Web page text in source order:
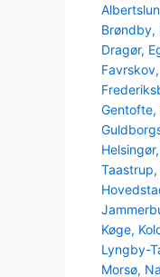
Brøndby,
Dragør,
Favrskov,
Gentofte,
Helsingør,
Taastrup,
Køge,
Lyngby-
Morsø,